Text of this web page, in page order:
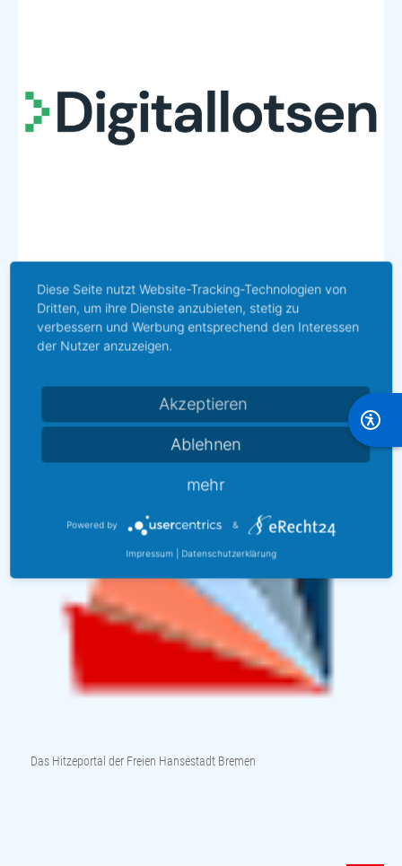
Der Digital-Lotse
Das Hitzeportal der Freien Hansestadt Bremen
Diese Seite nutzt Website-Tracking-Technologien von
Dritten, um ihre Dienste anzubieten, stetig zu
verbessern und Werbung entsprechend den Interessen
der Nutzer anzuzeigen.
Akzeptieren
Ablehnen
mehr
Powered by &
Impressum Datenschutzerklärung